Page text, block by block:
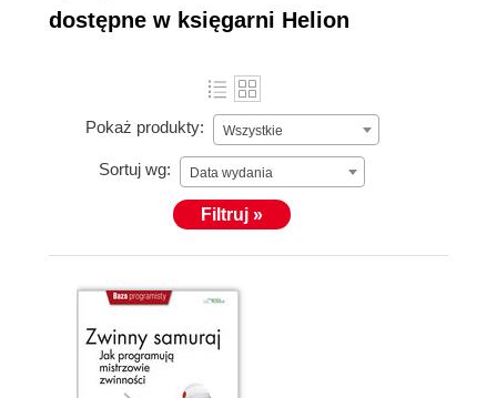
dostępne w księgarni Helion
Pokaż produkty: Wszystkie
Sortuj wg: Data wydania
Filtruj »